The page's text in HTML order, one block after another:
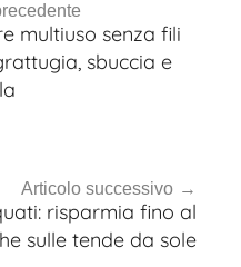
multiuso senza fili
sbuccia e
Articolo successivo
risparmia fino al
sulle tende da sole